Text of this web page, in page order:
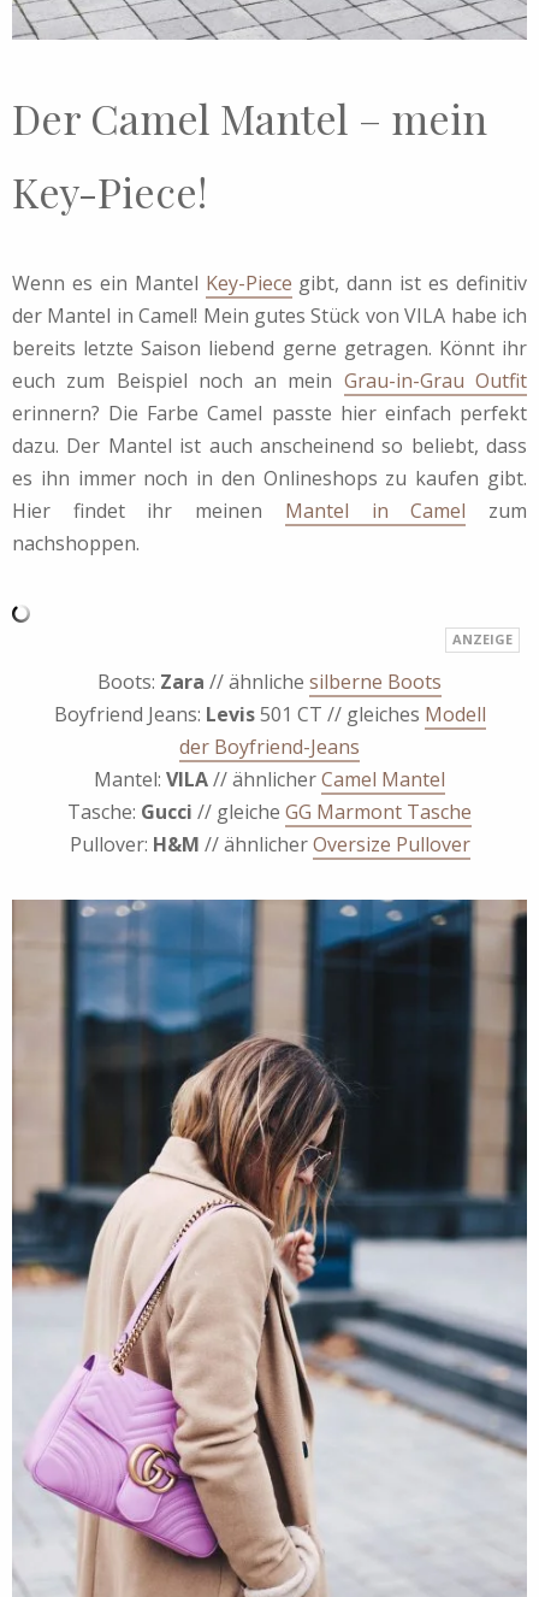
Der Camel Mantel – mein
Key-Piece!
Wenn es ein Mantel Key-Piece gibt, dann ist es definitiv
der Mantel in Camel! Mein gutes Stück von VILA habe ich
bereits letzte Saison liebend gerne getragen. Könnt ihr
euch zum Beispiel noch an mein Grau-in-Grau Outfit
erinnern? Die Farbe Camel passte hier einfach perfekt
dazu. Der Mantel ist auch anscheinend so beliebt, dass
es ihn immer noch in den Onlineshops zu kaufen gibt.
Hier findet ihr meinen Mantel in Camel zum
nachshoppen.
Boots: Zara // ähnliche silberne Boots
Boyfriend Jeans: Levis501 CT // gleiches Modell
der Boyfriend-Jeans
Mantel: VILA// ähnlicherCamel Mantel
Tasche: Gucci // gleiche GG Marmont Tasche
Pullover: H&M // ähnlicherOversize Pullover